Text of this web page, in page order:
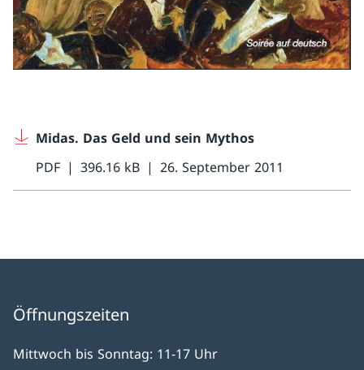
Midas. Das Geld und sein Mythos
PDF
396.16 kB 26. September 2011
Öffnungszeiten
Mittwoch bis Sonntag: 11-17 Uhr